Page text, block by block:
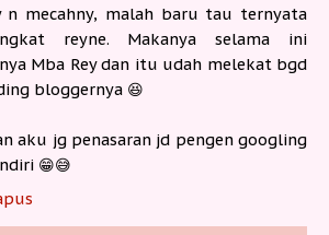
n mecahny, malah baru tau ternyata
reyne. Makanya selama ini
Mba Rey dan itu udah melekat bgd
bloggernya 😆
aku jg penasaran jd pengen googling
😁😅